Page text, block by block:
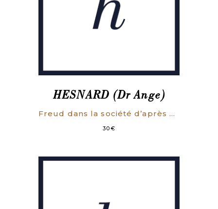
HESNARD (Dr Ange)
Freud dans la société d’après guerre.
30€